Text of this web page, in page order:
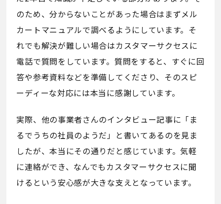
のため、分からないことがあった場合はまずメル
カートマニュアルで調べるようにしています。そ
れでも解決が難しい場合はカスタマーサクセスに
電話で質問をしています。質問をすると、すぐに回
答や参考資料などを準備してくださり、そのスピ
ーディーな対応には本当に感謝しています。
実際、他の事業者さんのインタビュー記事に「ま
るでうちの社員のようだ」と書いてあるのを見ま
したが、本当にその通りだと感じています。気軽
に連絡ができ、なんでもカスタマーサクセスに聞
けるという安心感が大きな支えとなっています。